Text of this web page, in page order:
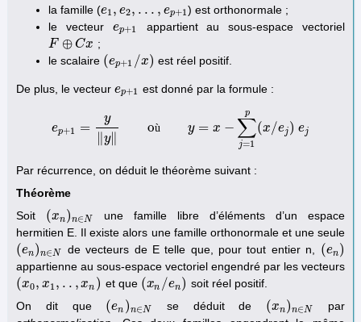
la famille (e1 , e2, . . . , ep+1
e1 , e2,. .. ,ep+1
) est orthonormale ;
le vecteur ep+1
ep+1
appartient au sous-espace vectoriel
F ⊕ Cx
F⊕Cx
;
le scalaire (ep+1 /x)
(ep+1 /x) est réel positif.
De plus, le vecteur ep+1
ep+1 est donné par la formule :
ep+1 =
y
∥y∥
où y = x − ∑
j=1
p
(x/ej) ej
ep+ y‖où −∑j=1p (x/ j) j
Par récurrence, on déduit le théorème suivant :
Théorème
Soit (xn)n∈N
(xn) n∈N
une famille libre d’éléments d’un espace
hermitien E. Il existe alors une famille orthonormale et une seule
(en)n∈N
(en )n∈N de vecteurs de E telle que, pour tout entier n, (en )
(en)
appartienne au sous-espace vectoriel engendré par les vecteurs
(x0, x1 , . . , xn )
(x0,x 1,. ., x n ) et que (xn /en)
(xn/ en)
soit réel positif.
On dit que (en )n∈N
(en )n∈N se déduit de (xn)n∈N
(xn) n∈N
par